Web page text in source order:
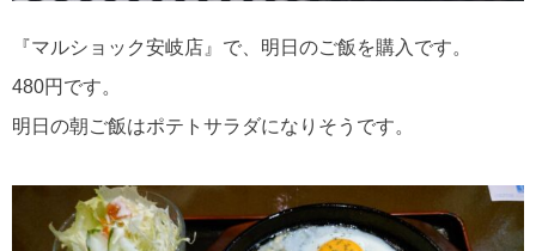
『マルショック安岐店』で、明日のご飯を購入です。
480円です。
明日の朝ご飯はポテトサラダになりそうです。